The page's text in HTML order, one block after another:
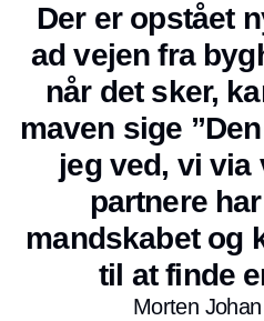
Der er opstået
ad vejen fra
når det sker,
maven sige
jeg ved, vi via
partnere
mandskabet og
til at finde
Morten